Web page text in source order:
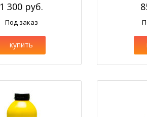
1 300 руб.
Под заказ
купить